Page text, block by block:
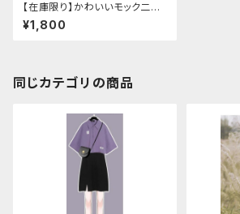
【在庫限り】かわいいモック二枚
仕立て長袖チェック柄ワンピー
ス
¥1,800
同じカテゴリの商品